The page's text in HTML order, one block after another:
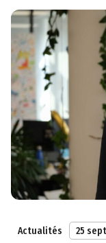
Actualités 25